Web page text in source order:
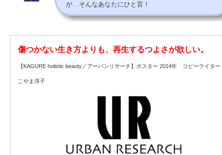
が…そんなあなたにひと言！
傷つかない生き方よりも、再生するつよさが欲しい。
【KAGURE holistic beauty／アーバンリサーチ】ポスター 2014年 コピーライター
こやま淳子